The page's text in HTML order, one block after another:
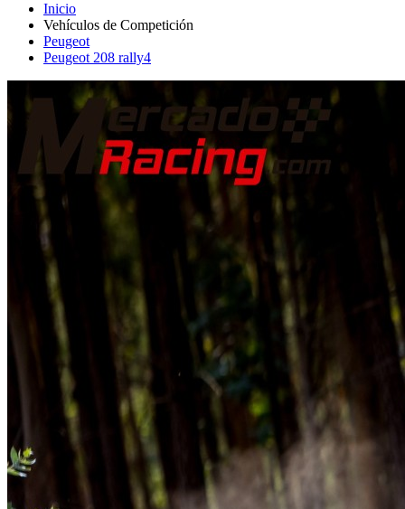
Inicio
Vehículos de Competición
Peugeot
Peugeot 208 rally4